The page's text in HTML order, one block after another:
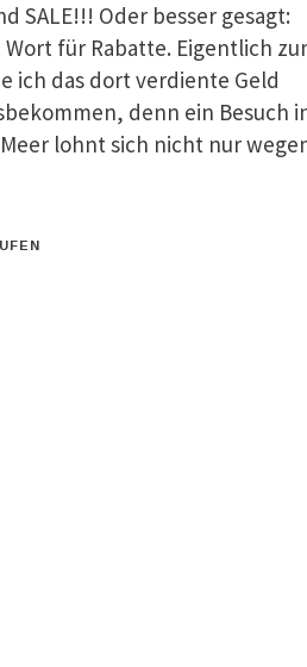
SALE!!! Oder besser gesagt:
Wort für Rabatte. Eigentlich
ich das dort verdiente Geld
denn ein Besuch
lohnt sich nicht nur